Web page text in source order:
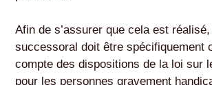
Afin de s’assurer que cela est
successoral doit être spécifiquement
compte des dispositions de la loi sur
pour les personnes gravement